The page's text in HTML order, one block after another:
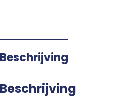
Beschrijving
Beschrijving